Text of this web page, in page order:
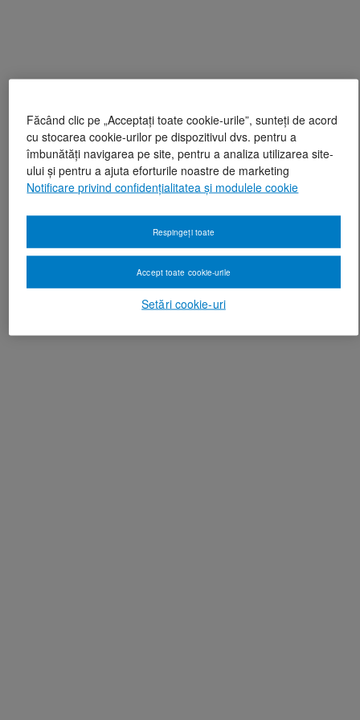
Făcând clic pe „Acceptați toate cookie-urile”, sunteți de acord
cu stocarea cookie-urilor pe dispozitivul dvs. pentru a
îmbunătăți navigarea pe site, pentru a analiza utilizarea site-
ului și pentru a ajuta eforturile noastre de marketing
Notificare privind confidențialitatea și modulele cookie
Setări cookie-uri
Respingeți toate
Accept toate cookie-urile